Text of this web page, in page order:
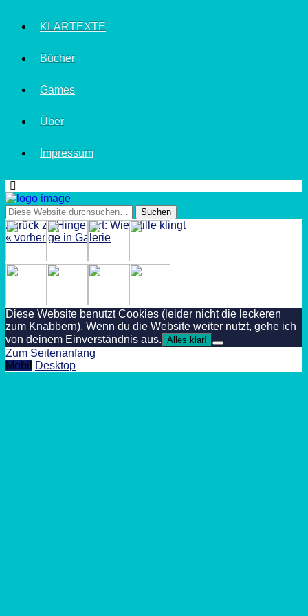
KLARTEXTE
Bücher
Games
Über
Impressum
Zurück zu Hingehört: Wie Stille klingt
« vorherige in Galerie
Diese Website benutzt Cookies (leider nicht die leckeren
zum Knabbern). Wenn du die Website weiter nutzt, gehe ich
von deinem Einverständnis aus. Alles klar!
Zum Seitenanfang
Mobil
Desktop